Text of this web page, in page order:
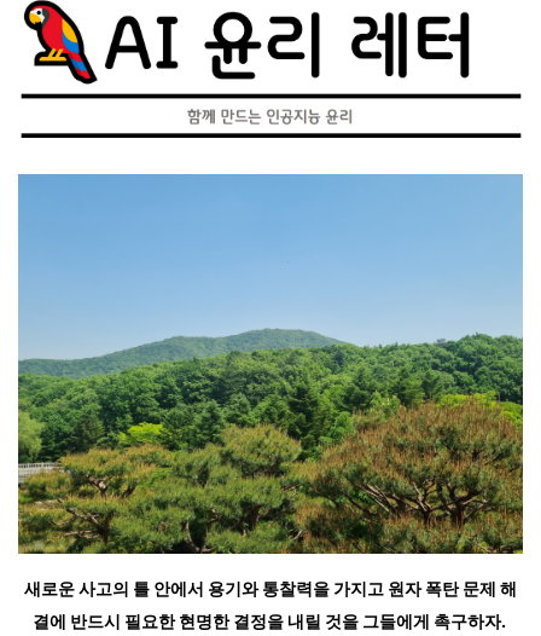
새로운 사고의 틀 안에서 용기와 통찰력을 가지고 원자 폭탄 문제 해
결에 반드시 필요한 현명한 결정을 내릴 것을 그들에게 촉구하자.